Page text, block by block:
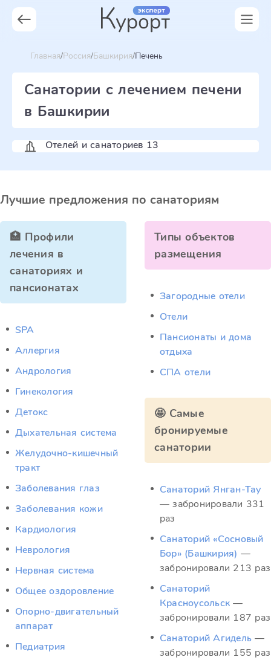
Главная Россия Башкирия Печень
Санатории с лечением печени
в Башкирии
Отелей и санаториев 13
Лучшие предложения по санаториям
🏥 Профили
лечения в
санаториях и
пансионатах
SPA
Аллергия
Андрология
Гинекология
Детокс
Дыхательная система
Желудочно-кишечный
тракт
Заболевания глаз
Заболевания кожи
Кардиология
Неврология
Нервная система
Общее оздоровление
Опорно-двигательный
аппарат
Педиатрия
Типы объектов
размещения
Загородные отели
Отели
Пансионаты и дома
отдыха
СПА отели
🤩 Самые
бронируемые
санатории
Санаторий Янган-Тау
— забронировали 331
раз
Санаторий «Сосновый
Бор» (Башкирия) —
забронировали 213 раз
Санаторий
Красноусольск —
забронировали 187 раз
Санаторий Агидель —
забронировали 155 раз